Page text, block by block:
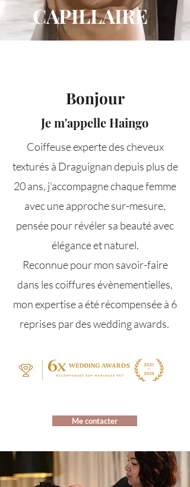
CAPILLAIRE
Bonjour
Je m'appelle Haingo
Coiffeuse experte des cheveux
texturés à Draguignan depuis plus de
20 ans, j'accompagne chaque femme
avec une approche sur-mesure,
pensée pour révéler sa beauté avec
élégance et naturel.
Reconnue pour mon savoir-faire
dans les coiffures évènementielles,
mon expertise a été récompensée à 6
reprises par des wedding awards.
Me contacter